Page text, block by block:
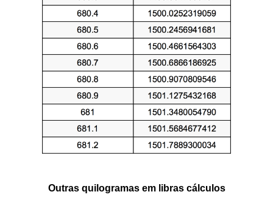
Outras quilogramas em libras cálculos